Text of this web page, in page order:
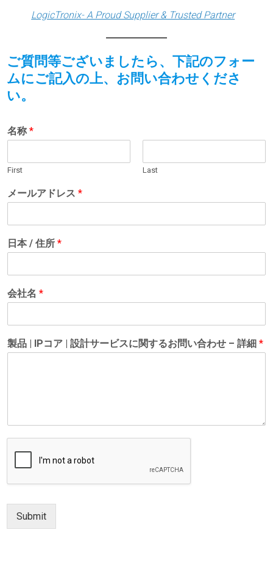
LogicTronix- A Proud Supplier & Trusted Partner
ご質問等ございましたら、下記のフォー
ムにご記入の上、お問い合わせくださ
い。
名称*
First Last
メールアドレス*
日本 / 住所*
会社名*
製品 | IPコア | 設計サービスに関するお問い合わせ – 詳細*
Submit